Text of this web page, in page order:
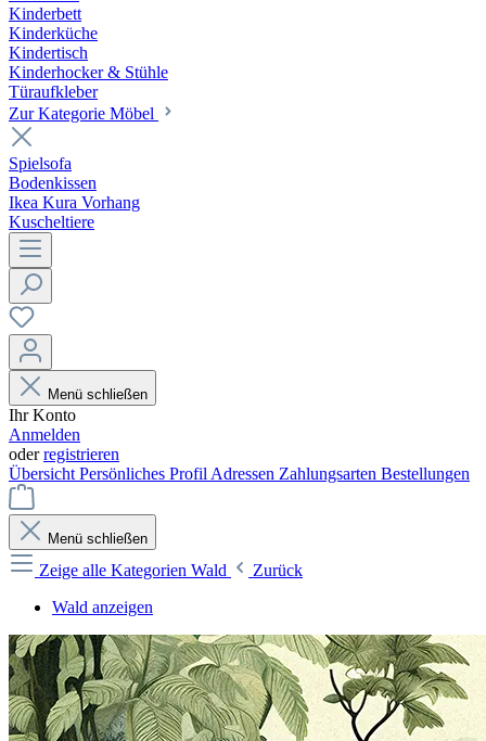
Kinderbett
Kinderküche
Kindertisch
Kinderhocker & Stühle
Türaufkleber
Zur Kategorie Möbel
Spielsofa
Bodenkissen
Ikea Kura Vorhang
Kuscheltiere
Menü schließen
Ihr Konto
Anmelden
oderregistrieren
Übersicht Persönliches Profil Adressen Zahlungsarten Bestellungen
Menü schließen
Zeige alle Kategorien Wald
Zurück
Wald anzeigen